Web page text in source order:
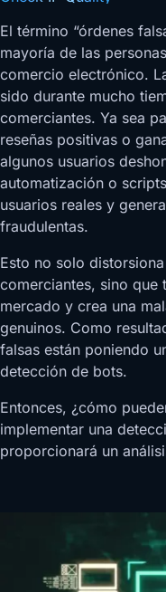
El término “órdenes
mayoría de las
comercio electrónico.
sido durante mucho
comerciantes. Ya sea
reseñas positivas o
algunos usuarios
automatización o
usuarios reales y
fraudulentas.
Esto no solo
comerciantes, sino que
mercado y crea una
genuinos. Como
falsas están poniendo
detección de bots.
Entonces, ¿cómo
implementar una
proporcionará un